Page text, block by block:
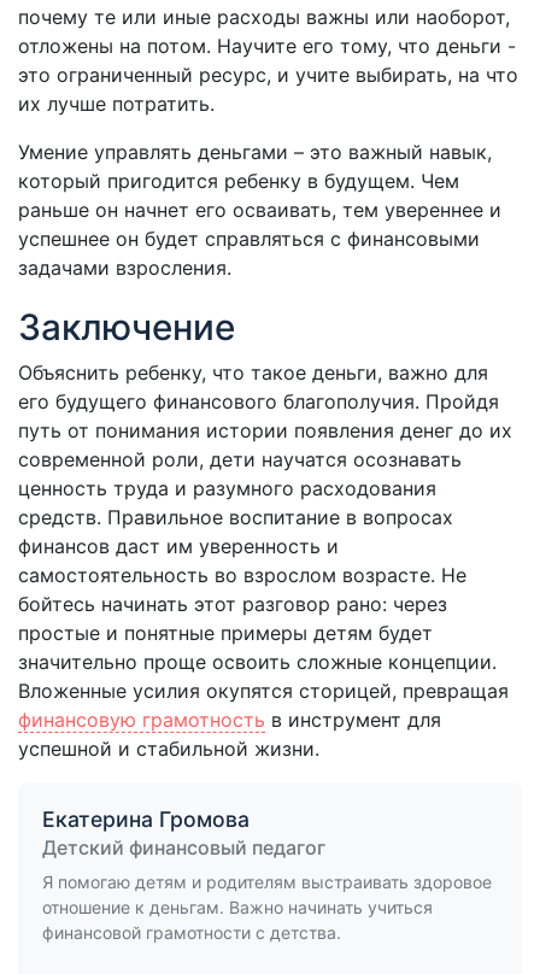
почему те или иные расходы важны или наоборот,
отложены на потом. Научите его тому, что деньги -
это ограниченный ресурс, и учите выбирать, на что
их лучше потратить.
Умение управлять деньгами – это важный навык,
который пригодится ребенку в будущем. Чем
раньше он начнет его осваивать, тем увереннее и
успешнее он будет справляться с финансовыми
задачами взросления.
Заключение
Объяснить ребенку, что такое деньги, важно для
его будущего финансового благополучия. Пройдя
путь от понимания истории появления денег до их
современной роли, дети научатся осознавать
ценность труда и разумного расходования
средств. Правильное воспитание в вопросах
финансов даст им уверенность и
самостоятельность во взрослом возрасте. Не
бойтесь начинать этот разговор рано: через
простые и понятные примеры детям будет
значительно проще освоить сложные концепции.
Вложенные усилия окупятся сторицей, превращая
финансовую грамотность в инструмент для
успешной и стабильной жизни.
Екатерина Громова
Детский финансовый педагог
Я помогаю детям и родителям выстраивать здоровое
отношение к деньгам. Важно начинать учиться
финансовой грамотности с детства.